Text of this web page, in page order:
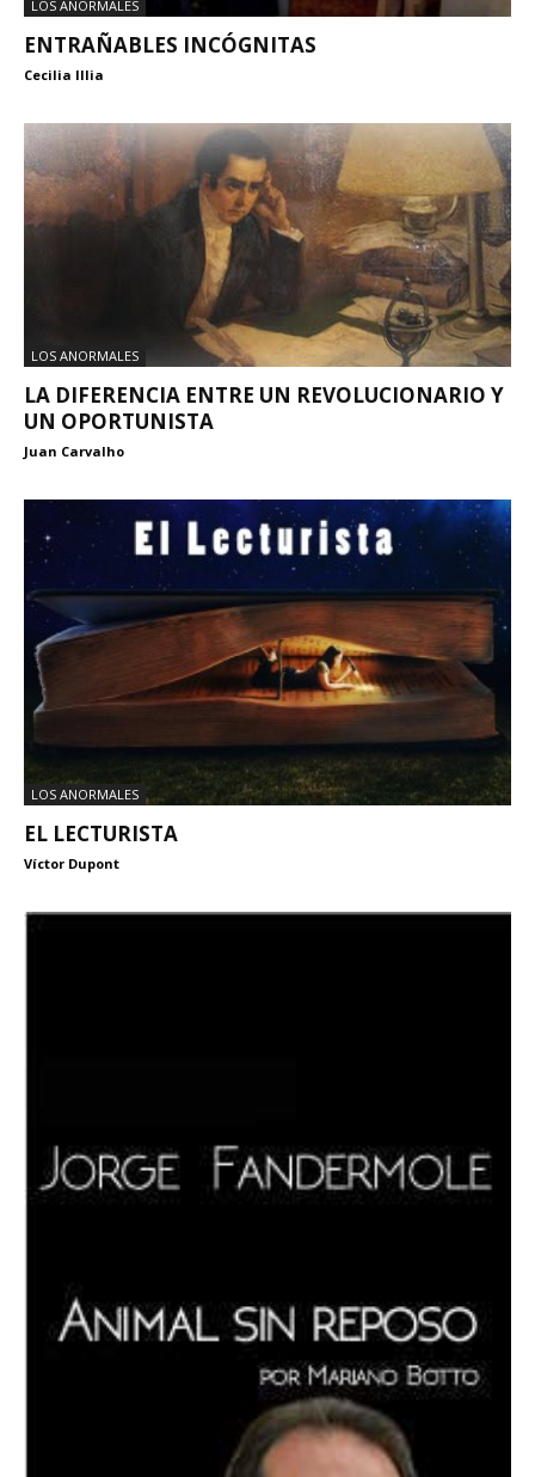
LOS ANORMALES
ENTRAÑABLES INCÓGNITAS
Cecilia Illia
LOS ANORMALES
LA DIFERENCIA ENTRE UN REVOLUCIONARIO Y
UN OPORTUNISTA
Juan Carvalho
LOS ANORMALES
EL LECTURISTA
Víctor Dupont